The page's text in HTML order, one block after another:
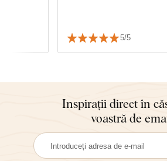
5/5
Inspirații direct în
voastră de